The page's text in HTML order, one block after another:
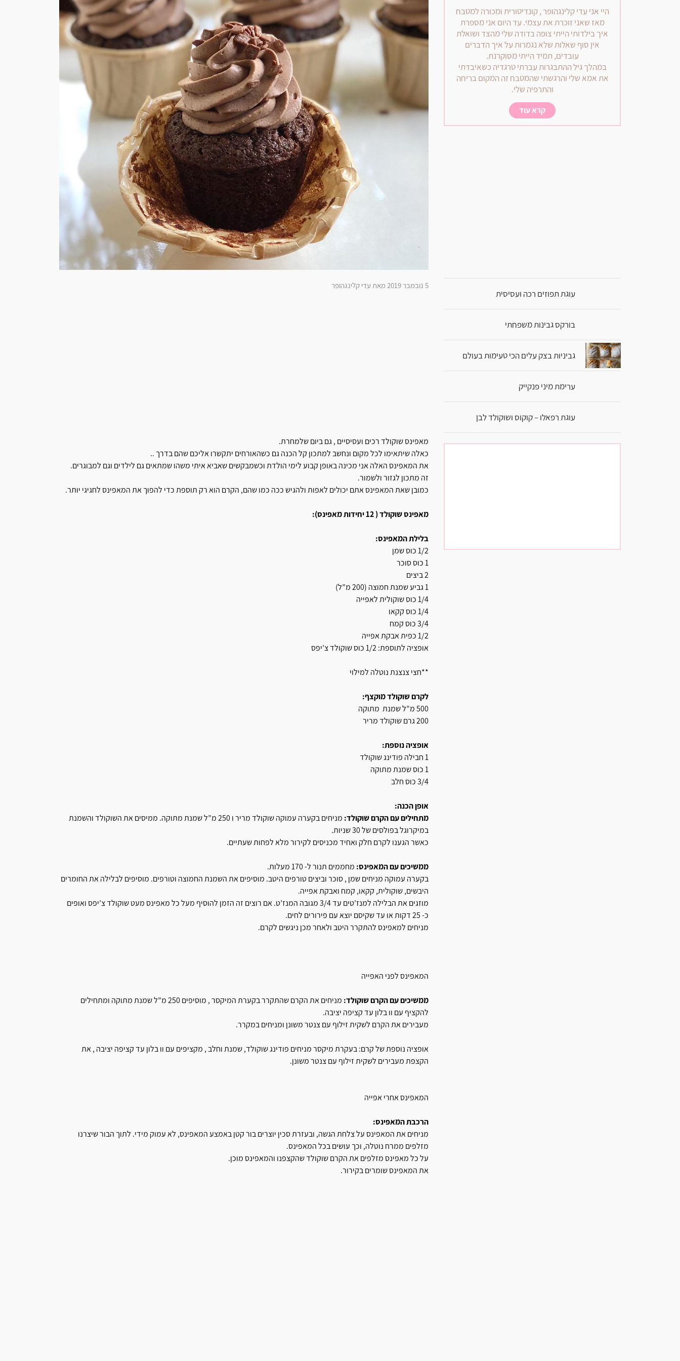
היי אני עדי קלינגהופר , קונדיטורית ומכורה למטבח
מאז שאני זוכרת את עצמי. עד היום אני מספרת
איך בילדותי הייתי צופה בדודה שלי מהצד ושואלת
אין סוף שאלות שלא נגמרות על איך הדברים
עובדים, תמיד הייתי מסוקרנת.
במהלך גיל ההתבגרות עברתי טרגדיה כשאיבדתי
את אמא שלי והרגשתי שהמטבח זה המקום בריחה
והתרפיה שלי.
קרא עוד
עוגת תפוזים רכה ועסיסית
בורקס גבינות משפחתי
גביניות בצק עלים הכי טעימות בעולם
ערימת מיני פנקייק
עוגת רפאלו – קוקוס ושוקולד לבן
5 נובמבר 2019 מאת עדי קלינגהופר
מאפינס שוקולד רכים ועסיסיים , גם ביום שלמחרת.
כאלה שיתאימו לכל מקום ונחשב למתכון קל הכנה גם כשהאורחים יתקשרו אליכם שהם בדרך ..
את המאפינס האלה אני מכינה באופן קבוע לימי הולדת וכשמבקשים שאביא איתי משהו שמתאים גם לילדים וגם למבוגרים.
זה מתכון לגזור ולשמור.
כמובן שאת המאפינס אתם יכולים לאפות ולהגיש ככה כמו שהם, הקרם הוא רק תוספת כדי להפוך את המאפינס לחגיגי יותר.
מאפינס שוקולד ( 12 יחידות מאפינס):
בלילת המאפינס:
1/2 כוס שמן
1 כוס סוכר
2 ביצים
1 גביע שמנת חמוצה (200 מ”ל)
1/4 כוס שוקולית לאפייה
1/4 כוס קקאו
3/4 כוס קמח
1/2 כפית אבקת אפייה
אופציה לתוספת: 1/2 כוס שוקולד צ’יפס
**חצי צנצנת נוטלה למילוי
לקרם שוקולד מוקצף:
500 מ”ל שמנת מתוקה
200 גרם שוקולד מריר
אופציה נוספת:
1 חבילה פודינג שוקולד
1 כוס שמנת מתוקה
3/4 כוס חלב
אופן הכנה:
מתחילים עם הקרם שוקולד:
מניחים בקערה עמוקה שוקולד מריר ו 250 מ”ל שמנת מתוקה. ממיסים את השוקולד והשמנת
במיקרוגל בפולסים של 30 שניות.
כאשר הגענו לקרם חלק ואחיד מכניסים לקירור מלא לפחות שעתיים.
ממשיכים עם המאפינס: מחממים תנור ל- 170 מעלות.
בקערה עמוקה מניחים שמן , סוכר וביצים טורפים היטב. מוסיפים את השמנת החמוצה וטורפים. מוסיפים לבלילה את החומרים
היבשים, שוקולית, קקאו, קמח ואבקת אפייה.
מוזגים את הבלילה למנז’טים עד 3/4 מגובה המנז’ט. אם רוצים זה הזמן להוסיף מעל כל מאפינס מעט שוקולד צ’יפס ואופים
כ- 25 דקות או עד שקיסם יוצא עם פירורים לחים.
מניחים למאפינס להתקרר היטב ולאחר מכן ניגשים לקרם.
המאפינס לפני האפייה
ממשיכים עם הקרם שוקולד:
מניחים את הקרם שהתקרר בקערת המיקסר , מוסיפים 250 מ”ל שמנת מתוקה ומתחילים
להקציף עם וו בלון עד קציפה יציבה.
מעבירים את הקרם לשקית זילוף עם צנטר משונן ומניחים במקרר.
אופציה נוספת של קרם: בעקרת מיקסר מניחים פודינג שוקולד, שמנת וחלב , מקציפים עם וו בלון עד קציפה יציבה , את
הקצפת מעבירים לשקית זילוף עם צנטר משונן.
המאפינס אחרי אפייה
הרכבת המאפינס:
מניחים את המאפינס על צלחת הגשה, ובעזרת סכין יוצרים בור קטן באמצע המאפינס, לא עמוק מידי. לתוך הבור שיצרנו
מזלפים ממרח נוטלה, וכך עושים בכל המאפינס.
על כל מאפינס מזלפים את הקרם שוקולד שהקצפנו והמאפינס מוכן.
את המאפינס שומרים בקירור.